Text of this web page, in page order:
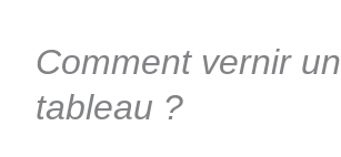
Comment vernir un
tableau ?